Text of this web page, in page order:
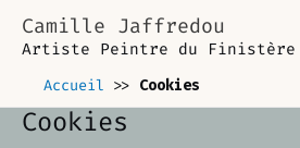
contenu
Camille Jaffredou
Artiste Peintre du Finistère
Accueil >> Cookies
Cookies